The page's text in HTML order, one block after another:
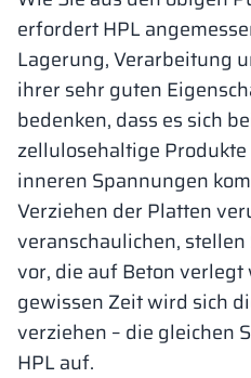
erfordert HPL
Lagerung, Verarbeitung
ihrer sehr guten
bedenken, dass es sich
zellulosehaltige
inneren Spannungen
Verziehen der Platten
veranschaulichen,
vor, die auf Beton verlegt
gewissen Zeit wird sich
verziehen – die gleichen
HPL auf.